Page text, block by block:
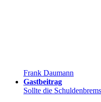
Frank Daumann
Gastbeitrag
Sollte die